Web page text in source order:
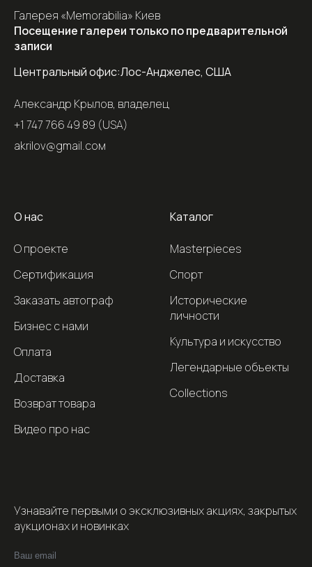
Галерея «Memorabilia» Киев
Посещение галереи только по предварительной
записи
Центральный офис:Лос-Анджелес, США
Александр Крылов, владелец
+1 747 766 49 89 (USA)
akrilov@gmail.coм
О нас
О проекте
Сертификация
Заказать автограф
Бизнес с нами
Оплата
Доставка
Возврат товара
Видео про нас
Каталог
Masterpieces
Спорт
Исторические
личности
Культура и искусство
Легендарные объекты
Collections
Узнавайте первыми о эксклюзивных акциях, закрытых
аукционах и новинках